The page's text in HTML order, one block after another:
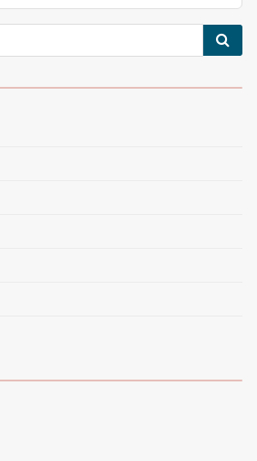
स्वपहिचानसहित 'राउटे !'
सीमित